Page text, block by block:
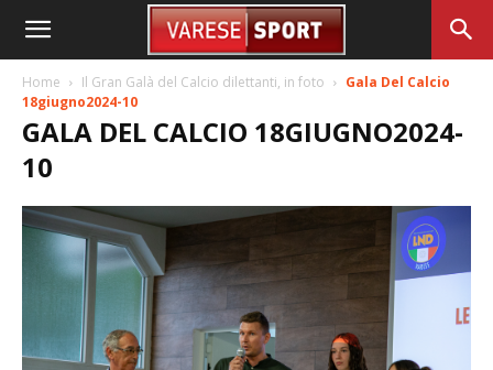
Home Il Gran Galà del Calcio dilettanti, in foto
Gala Del Calcio
18giugno2024-10
GALA DEL CALCIO 18GIUGNO2024-
10